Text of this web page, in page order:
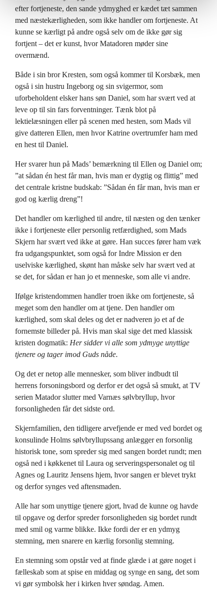
efter fortjeneste, den sande ydmyghed er kædet tæt sammen
med næstekærligheden, som ikke handler om fortjeneste. At
kunne se kærligt på andre også selv om de ikke gør sig
fortjent – det er kunst, hvor Matadoren møder sine
overmænd.
Både i sin bror Kresten, som også kommer til Korsbæk, men
også i sin hustru Ingeborg og sin svigermor, som
uforbeholdent elsker hans søn Daniel, som har svært ved at
leve op til sin fars forventninger. Tænk blot på
lektielæsningen eller på scenen med hesten, som Mads vil
give datteren Ellen, men hvor Katrine overtrumfer ham med
en hest til Daniel.
Her svarer hun på Mads’ bemærkning til Ellen og Daniel om;
”at sådan én hest får man, hvis man er dygtig og flittig” med
det centrale kristne budskab: ”Sådan én får man, hvis man er
god og kærlig dreng”!
Det handler om kærlighed til andre, til næsten og den tænker
ikke i fortjeneste eller personlig retfærdighed, som Mads
Skjern har svært ved ikke at gøre. Han succes fører ham væk
fra udgangspunktet, som også for Indre Mission er den
uselviske kærlighed, skønt han måske selv har svært ved at
se det, for sådan er han jo et menneske, som alle vi andre.
Ifølge kristendommen handler troen ikke om fortjeneste, så
meget som den handler om at tjene. Den handler om
kærlighed, som skal deles og det er nadveren jo et af de
fornemste billeder på. Hvis man skal sige det med klassisk
kristen dogmatik: Her sidder vi alle som ydmyge unyttige
tjenere og tager imod Guds nåde.
Og det er netop alle mennesker, som bliver indbudt til
herrens forsoningsbord og derfor er det også så smukt, at TV
serien Matador slutter med Varnæs sølvbryllup, hvor
forsonligheden får det sidste ord.
Skjernfamilien, den tidligere arvefjende er med ved bordet og
konsulinde Holms sølvbryllupssang anlægger en forsonlig
historisk tone, som spreder sig med sangen bordet rundt; men
også ned i køkkenet til Laura og serveringspersonalet og til
Agnes og Lauritz Jensens hjem, hvor sangen er blevet trykt
og derfor synges ved aftensmaden.
Alle har som unyttige tjenere gjort, hvad de kunne og havde
til opgave og derfor spreder forsonligheden sig bordet rundt
med smil og varme blikke. Ikke fordi der er en ydmyg
stemning, men snarere en kærlig forsonlig stemning.
En stemning som opstår ved at finde glæde i at gøre noget i
fælleskab som at spise en middag og synge en sang, det som
vi gør symbolsk her i kirken hver søndag. Amen.